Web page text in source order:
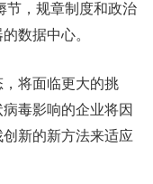
节，规章制度和政治
数据中心。
将面临更大的挑
毒影响的企业将因
新的新方法来适应